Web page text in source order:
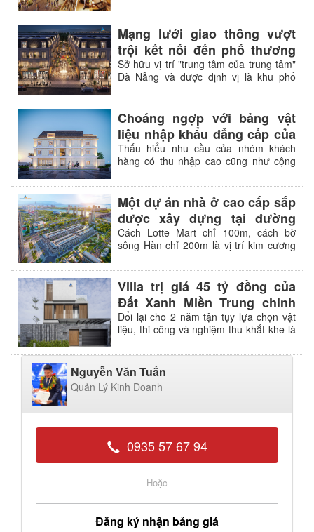
phố thương mại tiêu chuẩn 5 sao hiện
nay. Đáp lại mong chờ của quý khách
hàng và nhà đầu tư, ngày 25.4 sắp tới,
chủ đầu tư Đất Xanh Miền Trung tiếp
tục tung ra thị trường giỏ hàng đẹp nhất
dự án tại mặt tiền đường Nguyễn Lộ
Mạng lưới giao thông vượt
trội kết nối đến phố thương
mại Regal Pavillon
Sở hữu vị trí "trung tâm của trung tâm"
Đà Nẵng và được định vị là khu phố
Regal Pavillon đang dần trở thành điểm
đến mới về văn hóa, du lịch mà mọi con
đường đều có thể thuận tiện đưa du
khách về đây.
Choáng ngợp với bảng vật
liệu nhập khẩu đẳng cấp của
Regal Pavillon
Thấu hiểu nhu cầu của nhóm khách
hàng có thu nhập cao cũng như cộng
Miền Trung tiên phong áp dụng những
tiêu chuẩn thiết kế, công nghệ xây dựng
và bảng vật liệu nhập khẩu cho dự án
shophouse 5 sao Regal Pavillon, mang
đến cho cư dân tương lai những trải
nghiệm sống đẳng cấp, trường tồn theo
Một dự án nhà ở cao cấp sắp
được xây dựng tại đường
Trần Đăng Ninh - Đà Nẵng
Cách Lotte Mart chỉ 100m, cách bờ
sông Hàn chỉ 200m là vị trí kim cương
Nẵng, nơi dự án Regal Pavillon của nhà
phát triển bất động sản Đất Xanh Miền
Trung sắp chào sân với sức hấp dẫn
nhà đầu tư lẫn cư dân tương lai.
Villa trị giá 45 tỷ đồng của
Đất Xanh Miền Trung chinh
phục được chủ nhân chỉ nhờ
một lần xem nhà
Đổi lại cho 2 năm tận tụy lựa chọn vật
liệu, thi công và nghiệm thu khắt khe là
hoàn hảo đến từng chi tiết, đẹp như
một tác phẩm nghệ thuật.
Nguyễn Văn Tuấn
Quản Lý Kinh Doanh
0935 57 67 94
Hoặc
Đăng ký nhận bảng giá